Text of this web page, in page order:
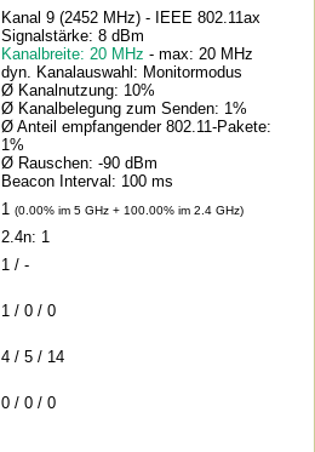
Kanal 9 (2452 MHz) - IEEE 802.11ax
Signalstärke: 8 dBm
Kanalbreite: 20 MHz- max: 20 MHz
dyn. Kanalauswahl: Monitormodus
Ø Kanalnutzung: 10%
Ø Kanalbelegung zum Senden: 1%
Ø Anteil empfangender 802.11-Pakete:
1%
Ø Rauschen: -90 dBm
Beacon Interval: 100 ms
1(0.00% im 5 GHz + 100.00% im 2.4 GHz)
2.4n: 1
1 / -
1 / 0 / 0
4 / 5 / 14
0 / 0 / 0